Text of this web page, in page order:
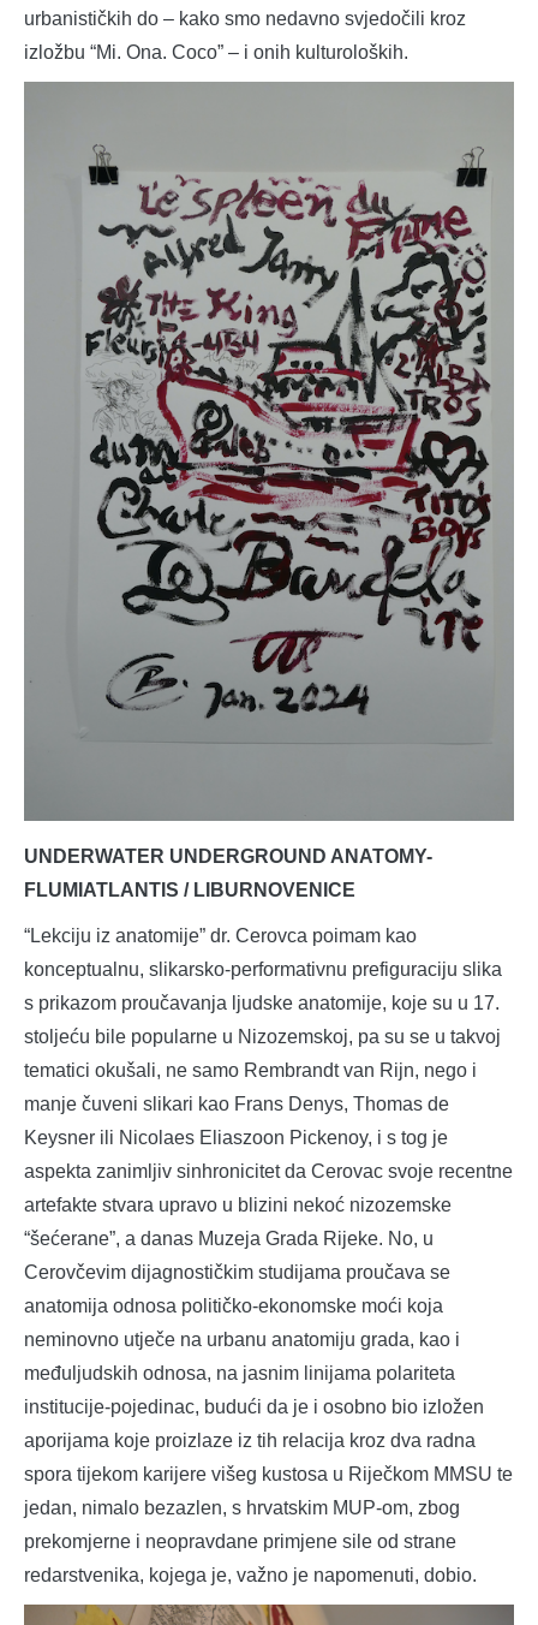
urbanističkih do – kako smo nedavno svjedočili kroz
izložbu “Mi. Ona. Coco” – i onih kulturoloških.
UNDERWATER UNDERGROUND ANATOMY-
FLUMIATLANTIS / LIBURNOVENICE
“Lekciju iz anatomije” dr. Cerovca poimam kao
konceptualnu, slikarsko-performativnu prefiguraciju slika
s prikazom proučavanja ljudske anatomije, koje su u 17.
stoljeću bile popularne u Nizozemskoj, pa su se u takvoj
tematici okušali, ne samo Rembrandt van Rijn, nego i
manje čuveni slikari kao Frans Denys, Thomas de
Keysner ili Nicolaes Eliaszoon Pickenoy, i s tog je
aspekta zanimljiv sinhronicitet da Cerovac svoje recentne
artefakte stvara upravo u blizini nekoć nizozemske
“šećerane”, a danas Muzeja Grada Rijeke. No, u
Cerovčevim dijagnostičkim studijama proučava se
anatomija odnosa političko-ekonomske moći koja
neminovno utječe na urbanu anatomiju grada, kao i
međuljudskih odnosa, na jasnim linijama polariteta
institucije-pojedinac, budući da je i osobno bio izložen
aporijama koje proizlaze iz tih relacija kroz dva radna
spora tijekom karijere višeg kustosa u Riječkom MMSU te
jedan, nimalo bezazlen, s hrvatskim MUP-om, zbog
prekomjerne i neopravdane primjene sile od strane
redarstvenika, kojega je, važno je napomenuti, dobio.